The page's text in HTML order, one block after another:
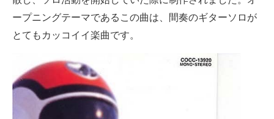
ープニングテーマであるこの曲は、間奏のギターソロが
とてもカッコイイ楽曲です。